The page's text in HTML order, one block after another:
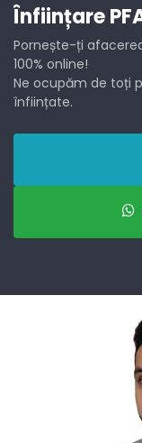
ÎnființarePF
Pornește-ți
100% online!
Ne ocupăm de toți
înființate.